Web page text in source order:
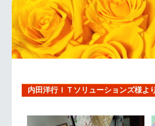
内田洋行ＩＴソリューションズ様よ